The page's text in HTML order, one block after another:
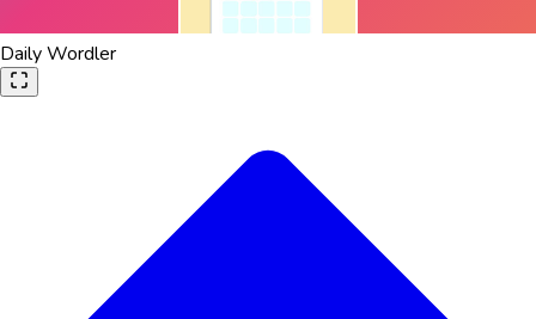
Daily Wordler